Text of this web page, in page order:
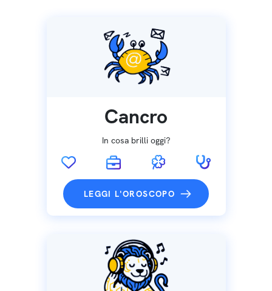
Cancro
In cosa brilli oggi?
LEGGI L'OROSCOPO